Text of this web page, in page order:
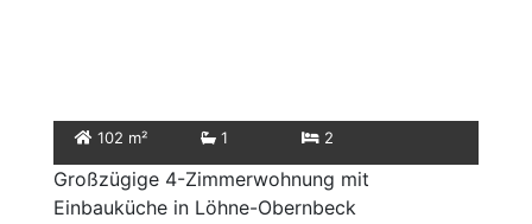
102 m² 1 2
Großzügige 4-Zimmerwohnung mit
Einbauküche in Löhne-Obernbeck